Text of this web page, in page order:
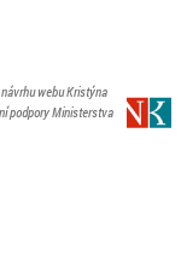
webu Kristýna
podpory Ministerstva